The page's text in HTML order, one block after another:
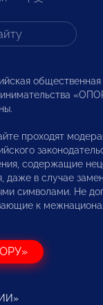
общественная
проходят
содержащие
даже в случае
символами. Не
к